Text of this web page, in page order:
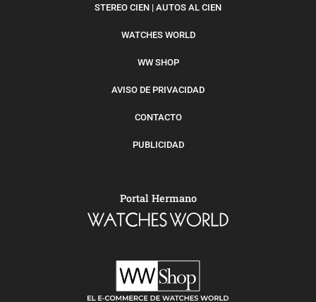
STEREO CIEN | AUTOS AL CIEN
WATCHES WORLD
WW SHOP
AVISO DE PRIVACIDAD
CONTACTO
PUBLICIDAD
Portal Hermano